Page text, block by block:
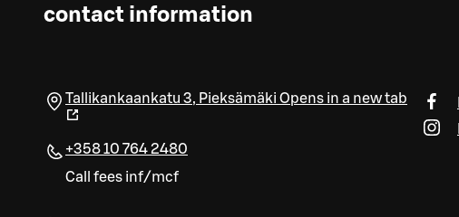
contact information
Tallikankaankatu 3, Pieksämäki Opens in a new tab
+358 10 764 2480
Call fees inf/mcf